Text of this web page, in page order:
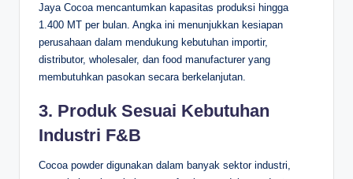
Jaya Cocoa mencantumkan kapasitas produksi hingga
1.400 MT per bulan. Angka ini menunjukkan kesiapan
perusahaan dalam mendukung kebutuhan importir,
distributor, wholesaler, dan food manufacturer yang
membutuhkan pasokan secara berkelanjutan.
3. Produk Sesuai Kebutuhan
Industri F&B
Cocoa powder digunakan dalam banyak sektor industri,